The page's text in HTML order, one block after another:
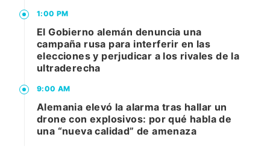
1:00 PM
El Gobierno alemán denuncia una
campaña rusa para interferir en las
elecciones y perjudicar a los rivales de la
ultraderecha
9:00 AM
Alemania elevó la alarma tras hallar un
drone con explosivos: por qué habla de
una “nueva calidad” de amenaza